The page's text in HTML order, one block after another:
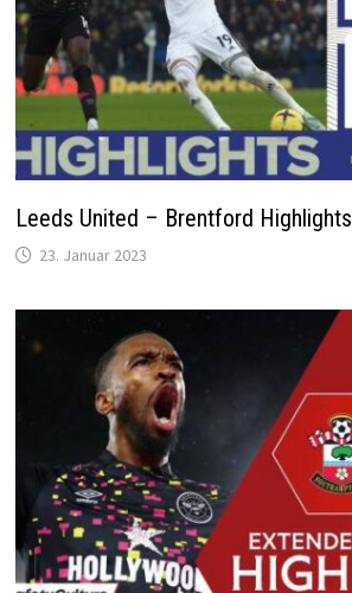
Leeds United – Brentford Highlights
23. Januar 2023